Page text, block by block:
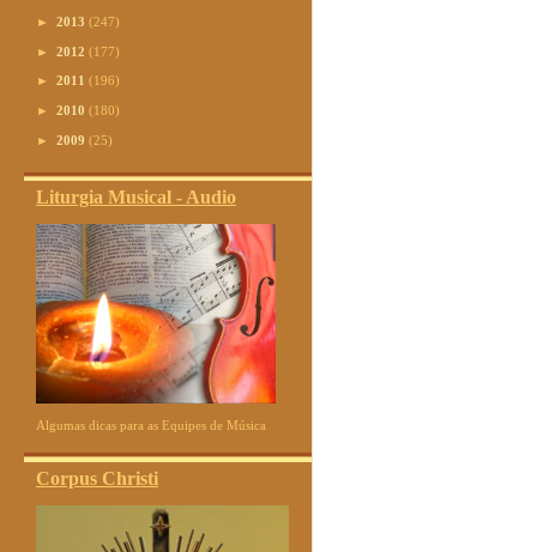
► 2013 (247)
► 2012 (177)
► 2011 (196)
► 2010 (180)
► 2009 (25)
Liturgia Musical - Audio
Algumas dicas para as Equipes de Música
Corpus Christi